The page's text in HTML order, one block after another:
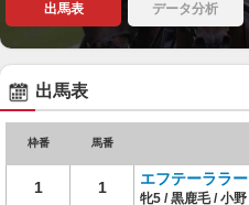
出馬表 データ分析
出馬表
枠番 馬番
1 1 エフテーララ
牝5 / 黒鹿毛 / 小